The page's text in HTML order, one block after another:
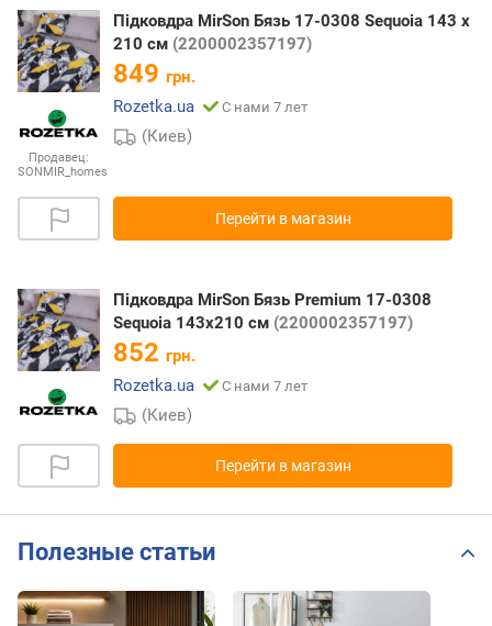
Продавец:
SONMIR_homes
Підковдра MirSon Бязь 17-0308 Sequoia 143 x
210 см (2200002357197)
849 грн.
Rozetka.ua
С нами 7 лет
(Киев)
Перейти в магазин
Підковдра MirSon Бязь Premium 17-0308
Sequoia 143x210 см (2200002357197)
852 грн.
Rozetka.ua
С нами 7 лет
(Киев)
Перейти в магазин
Полезные статьи